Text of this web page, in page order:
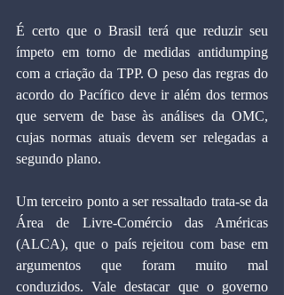
É certo que o Brasil terá que reduzir seu
ímpeto em torno de medidas antidumping
com a criação da TPP. O peso das regras do
acordo do Pacífico deve ir além dos termos
que servem de base às análises da OMC,
cujas normas atuais devem ser relegadas a
segundo plano.
Um terceiro ponto a ser ressaltado trata-se da
Área de Livre-Comércio das Américas
(ALCA), que o país rejeitou com base em
argumentos que foram muito mal
conduzidos. Vale destacar que o governo